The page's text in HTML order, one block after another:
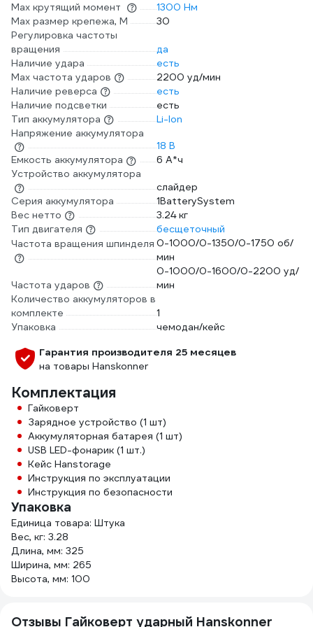
Max крутящий момент
1300 Нм
Max размер крепежа, М
30
Регулировка частоты
вращения
да
Наличие удара
есть
Мах частота ударов
2200 уд/мин
Наличие реверса
есть
Наличие подсветки
есть
Тип аккумулятора
Li-Ion
Напряжение аккумулятора
18 В
Емкость аккумулятора
6 А*ч
Устройство аккумулятора
слайдер
Серия аккумулятора
1BatterySystem
Вес нетто
3.24 кг
Тип двигателя
бесщеточный
Частота вращения шпинделя 0-1000/0-1350/0-1750 об/
мин
Частота ударов
0-1000/0-1600/0-2200 уд/
мин
Количество аккумуляторов в
комплекте
1
Упаковка
чемодан/кейс
Гарантия производителя 25 месяцев
на товары Hanskonner
Комплектация
Гайковерт
Зарядное устройство (1 шт)
Аккумуляторная батарея (1 шт)
USB LED-фонарик (1 шт.)
Кейс Hanstorage
Инструкция по эксплуатации
Инструкция по безопасности
Упаковка
Единица товара: Штука
Вес, кг: 3.28
Длина, мм: 325
Ширина, мм: 265
Высота, мм: 100
Отзывы Гайковерт ударный Hanskonner